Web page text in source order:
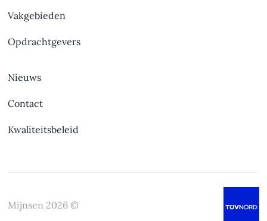
Vakgebieden
Opdrachtgevers
Nieuws
Contact
Kwaliteitsbeleid
Mijnsen 2026 ©